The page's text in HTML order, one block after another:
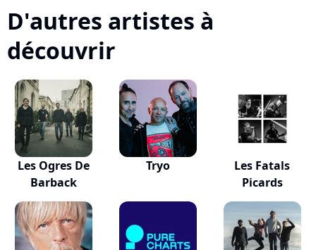
D'autres artistes à
découvrir
Les Ogres De
Barback
Tryo
Les Fatals
Picards